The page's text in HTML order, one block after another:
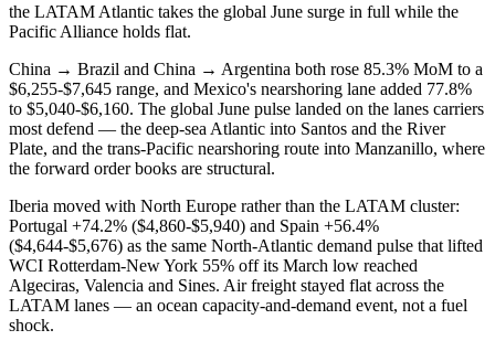
the LATAM Atlantic takes the global June surge in full while the
Pacific Alliance holds flat.
China → Brazil and China → Argentina both rose 85.3% MoM to a
$6,255-$7,645 range, and Mexico's nearshoring lane added 77.8%
to $5,040-$6,160. The global June pulse landed on the lanes carriers
most defend — the deep-sea Atlantic into Santos and the River
Plate, and the trans-Pacific nearshoring route into Manzanillo, where
the forward order books are structural.
Iberia moved with North Europe rather than the LATAM cluster:
Portugal +74.2% ($4,860-$5,940) and Spain +56.4%
($4,644-$5,676) as the same North-Atlantic demand pulse that lifted
WCI Rotterdam-New York 55% off its March low reached
Algeciras, Valencia and Sines. Air freight stayed flat across the
LATAM lanes — an ocean capacity-and-demand event, not a fuel
shock.